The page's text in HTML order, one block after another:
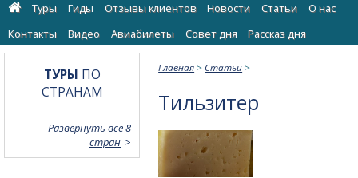
Туры Гиды Отзывы клиентов Новости Статьи
О нас
Контакты
Видео Авиабилеты Cовет дня Рассказ дня
Главная > Статьи >
Тильзитер
ТУРЫ ПО
СТРАНАМ
Развернуть все 8
стран